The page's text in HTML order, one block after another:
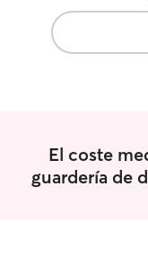
terraza donde tus
muchísimo,
o en cualquier
El coste
guardería de